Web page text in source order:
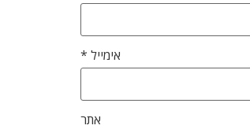
אימייל *
אתר